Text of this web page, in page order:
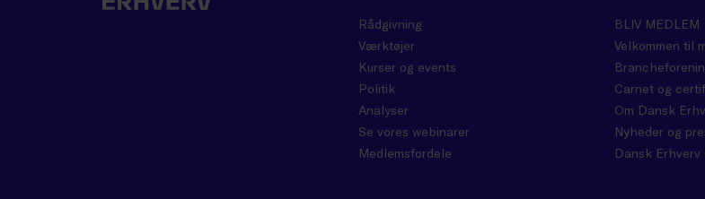
Rådgivning
Værktøjer
Kurser og events
Politik
Analyser
Se vores webinarer
Medlemsfordele
BLIV MEDLEM
Velkommen til
Carnet og
Om Dansk
Nyheder og
Dansk Erhverv